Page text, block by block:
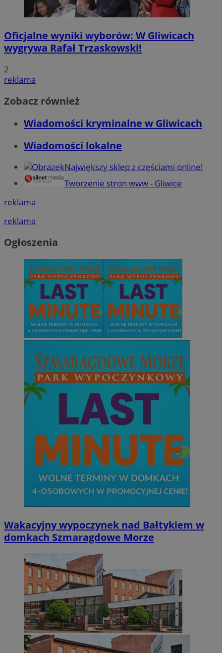
Oficjalne wyniki wyborów: W Gliwicach
wygrywa Rafał Trzaskowski!
2
reklama
Zobacz również
Wiadomości kryminalne w Gliwicach
Wiadomości lokalne
Największy sklep z częściami online!
Tworzenie stron www - Gliwice
reklama
reklama
Ogłoszenia
Wakacyjny wypoczynek nad Bałtykiem w
domkach Szmaragdowe Morze